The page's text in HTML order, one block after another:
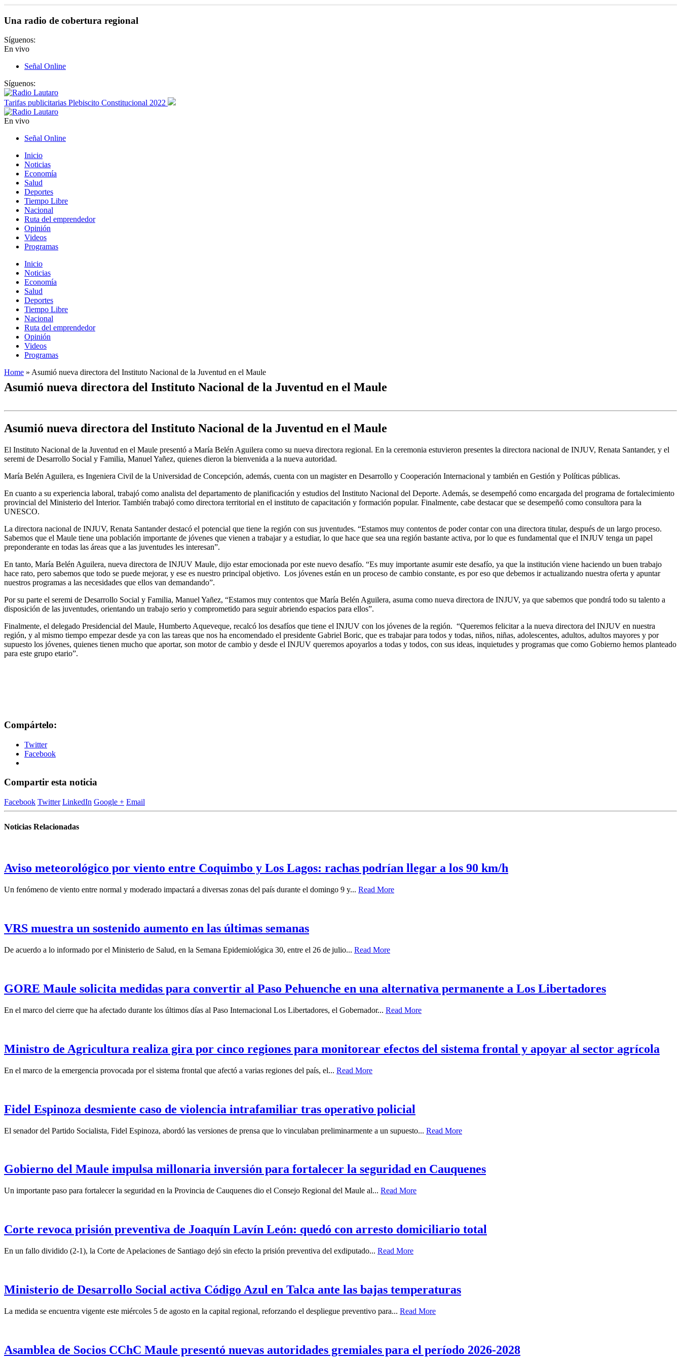
Una radio de cobertura regional
Síguenos:
En vivo
Señal Online
Síguenos:
Tarifas publicitarias Plebiscito Constitucional 2022
En vivo
Señal Online
Inicio
Noticias
Economía
Salud
Deportes
Tiempo Libre
Nacional
Ruta del emprendedor
Opinión
Videos
Programas
Inicio
Noticias
Economía
Salud
Deportes
Tiempo Libre
Nacional
Ruta del emprendedor
Opinión
Videos
Programas
Home » Asumió nueva directora del Instituto Nacional de la Juventud en el Maule
Asumió nueva directora del Instituto Nacional de la Juventud en el Maule
Asumió nueva directora del Instituto Nacional de la Juventud en el Maule
El Instituto Nacional de la Juventud en el Maule presentó a María Belén Aguilera como su nueva directora regional. En la ceremonia estuvieron presentes la directora nacional de INJUV, Renata Santander, y el
seremi de Desarrollo Social y Familia, Manuel Yañez, quienes dieron la bienvenida a la nueva autoridad.
María Belén Aguilera, es Ingeniera Civil de la Universidad de Concepción, además, cuenta con un magister en Desarrollo y Cooperación Internacional y también en Gestión y Políticas públicas.
En cuanto a su experiencia laboral, trabajó como analista del departamento de planificación y estudios del Instituto Nacional del Deporte. Además, se desempeñó como encargada del programa de fortalecimiento
provincial del Ministerio del Interior. También trabajó como directora territorial en el instituto de capacitación y formación popular. Finalmente, cabe destacar que se desempeñó como consultora para la
UNESCO.
La directora nacional de INJUV, Renata Santander destacó el potencial que tiene la región con sus juventudes. “Estamos muy contentos de poder contar con una directora titular, después de un largo proceso.
Sabemos que el Maule tiene una población importante de jóvenes que vienen a trabajar y a estudiar, lo que hace que sea una región bastante activa, por lo que es fundamental que el INJUV tenga un papel
preponderante en todas las áreas que a las juventudes les interesan”.
En tanto, María Belén Aguilera, nueva directora de INJUV Maule, dijo estar emocionada por este nuevo desafío. “Es muy importante asumir este desafío, ya que la institución viene haciendo un buen trabajo
hace rato, pero sabemos que todo se puede mejorar, y ese es nuestro principal objetivo. Los jóvenes están en un proceso de cambio constante, es por eso que debemos ir actualizando nuestra oferta y apuntar
nuestros programas a las necesidades que ellos van demandando”.
Por su parte el seremi de Desarrollo Social y Familia, Manuel Yañez, “Estamos muy contentos que María Belén Aguilera, asuma como nueva directora de INJUV, ya que sabemos que pondrá todo su talento a
disposición de las juventudes, orientando un trabajo serio y comprometido para seguir abriendo espacios para ellos”.
Finalmente, el delegado Presidencial del Maule, Humberto Aqueveque, recalcó los desafíos que tiene el INJUV con los jóvenes de la región. “Queremos felicitar a la nueva directora del INJUV en nuestra
región, y al mismo tiempo empezar desde ya con las tareas que nos ha encomendado el presidente Gabriel Boric, que es trabajar para todos y todas, niños, niñas, adolescentes, adultos, adultos mayores y por
supuesto los jóvenes, quienes tienen mucho que aportar, son motor de cambio y desde el INJUV queremos apoyarlos a todas y todos, con sus ideas, inquietudes y programas que como Gobierno hemos planteado
para este grupo etario”.
Compártelo:
Twitter
Facebook
Compartir esta noticia
Facebook Twitter LinkedIn Google + Email
Noticias Relacionadas
Aviso meteorológico por viento entre Coquimbo y Los Lagos: rachas podrían llegar a los 90 km/h
Un fenómeno de viento entre normal y moderado impactará a diversas zonas del país durante el domingo 9 y... Read More
VRS muestra un sostenido aumento en las últimas semanas
De acuerdo a lo informado por el Ministerio de Salud, en la Semana Epidemiológica 30, entre el 26 de julio... Read More
GORE Maule solicita medidas para convertir al Paso Pehuenche en una alternativa permanente a Los Libertadores
En el marco del cierre que ha afectado durante los últimos días al Paso Internacional Los Libertadores, el Gobernador... Read More
Ministro de Agricultura realiza gira por cinco regiones para monitorear efectos del sistema frontal y apoyar al sector agrícola
En el marco de la emergencia provocada por el sistema frontal que afectó a varias regiones del país, el... Read More
Fidel Espinoza desmiente caso de violencia intrafamiliar tras operativo policial
El senador del Partido Socialista, Fidel Espinoza, abordó las versiones de prensa que lo vinculaban preliminarmente a un supuesto... Read More
Gobierno del Maule impulsa millonaria inversión para fortalecer la seguridad en Cauquenes
Un importante paso para fortalecer la seguridad en la Provincia de Cauquenes dio el Consejo Regional del Maule al... Read More
Corte revoca prisión preventiva de Joaquín Lavín León: quedó con arresto domiciliario total
En un fallo dividido (2-1), la Corte de Apelaciones de Santiago dejó sin efecto la prisión preventiva del exdiputado... Read More
Ministerio de Desarrollo Social activa Código Azul en Talca ante las bajas temperaturas
La medida se encuentra vigente este miércoles 5 de agosto en la capital regional, reforzando el despliegue preventivo para... Read More
Asamblea de Socios CChC Maule presentó nuevas autoridades gremiales para el período 2026-2028